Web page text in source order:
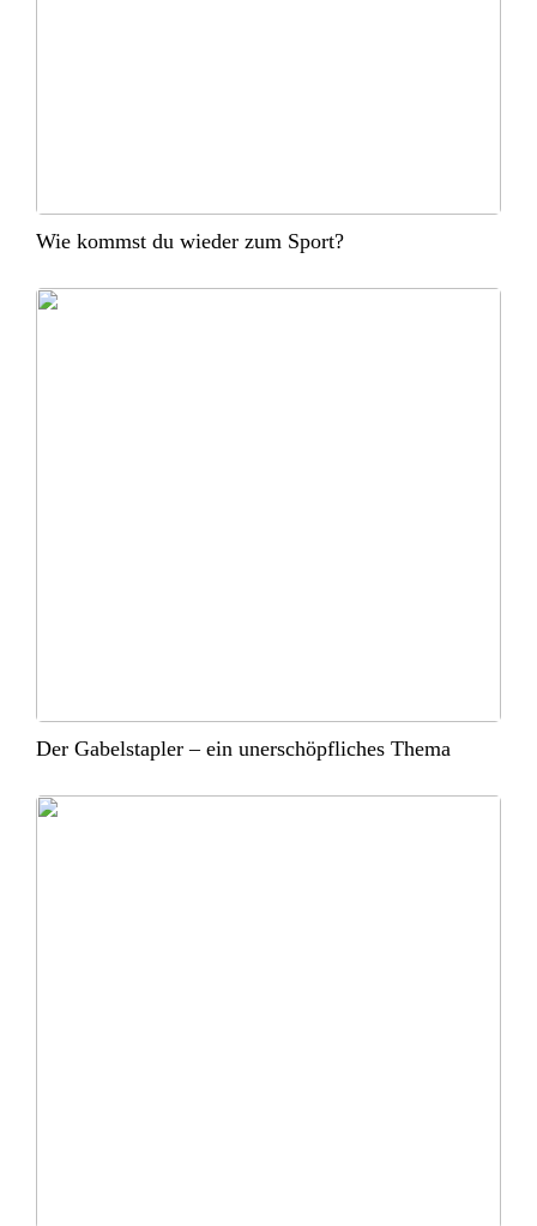
Wie kommst du wieder zum Sport?
Der Gabelstapler – ein unerschöpfliches Thema